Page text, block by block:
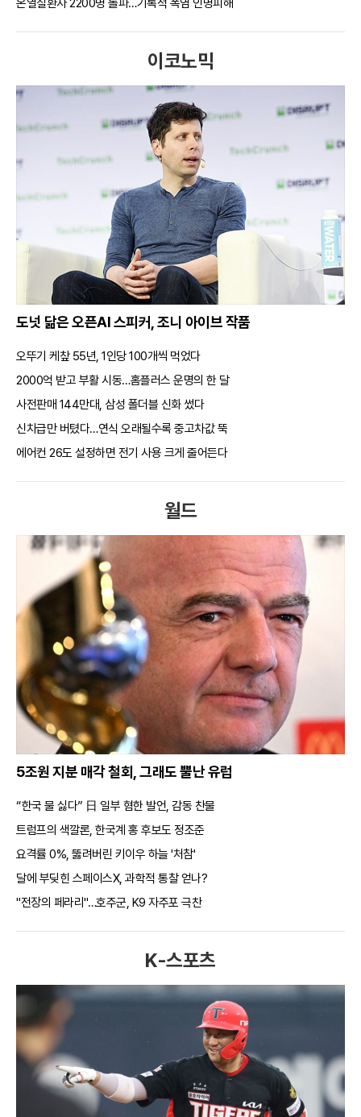
온열질환자 2200명 돌파…기록적 폭염 인명피해
이코노믹
도넛 닮은 오픈AI 스피커, 조니 아이브 작품
오뚜기 케챂 55년, 1인당 100개씩 먹었다
2000억 받고 부활 시동…홈플러스 운명의 한 달
사전판매 144만대, 삼성 폴더블 신화 썼다
신차급만 버텼다…연식 오래될수록 중고차값 뚝
에어컨 26도 설정하면 전기 사용 크게 줄어든다
월드
5조원 지분 매각 철회, 그래도 뿔난 유럽
“한국 물 싫다” 日 일부 혐한 발언, 감동 찬물
트럼프의 색깔론, 한국계 홍 후보도 정조준
요격률 0%, 뚫려버린 키이우 하늘 '처참'
달에 부딪힌 스페이스X, 과학적 통찰 얻나?
"전장의 페라리"…호주군, K9 자주포 극찬
K-스포츠